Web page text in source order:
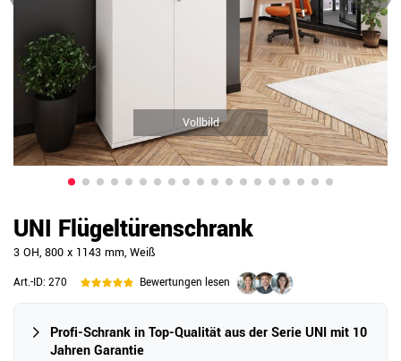
Vollbild
UNI Flügeltürenschrank
3 OH, 800 x 1143 mm, Weiß
Art.-ID: 270 Bewertungen lesen
Profi-Schrank in Top-Qualität aus der Serie UNI mit 10
Jahren Garantie